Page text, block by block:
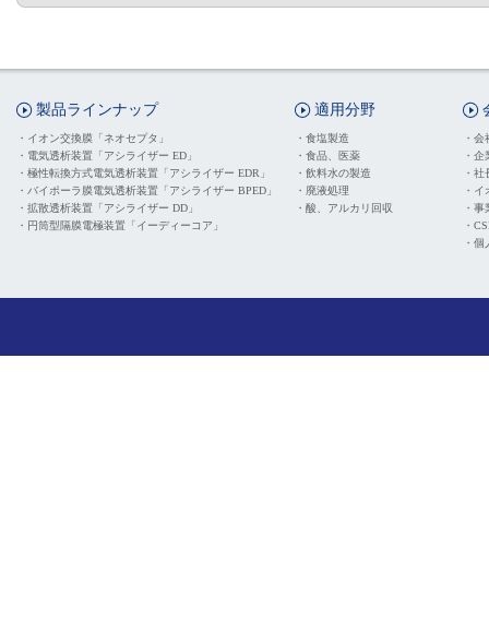
製品ラインナップ
・ イオン交換膜「ネオセプタ」
・ 電気透析装置「アシライザー ED」
・ 極性転換方式電気透析装置「アシライザー EDR」
・ バイポーラ膜電気透析装置「アシライザー BPED」
・ 拡散透析装置「アシライザー DD」
・ 円筒型隔膜電極装置「イーディーコア」
適用分野
・ 食塩製造
・ 食品、医薬
・ 飲料水の製造
・ 廃液処理
・ 酸、アルカリ回収
・ 会
・ 企
・ 社
・ イ
・ 事
・
・ 個